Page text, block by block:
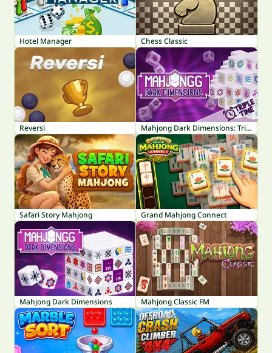
Hotel Manager Chess Classic
Reversi Mahjong Dark Dimensions: Triple Time
Safari Story Mahjong Grand Mahjong Connect
Mahjong Dark Dimensions Mahjong Classic FM